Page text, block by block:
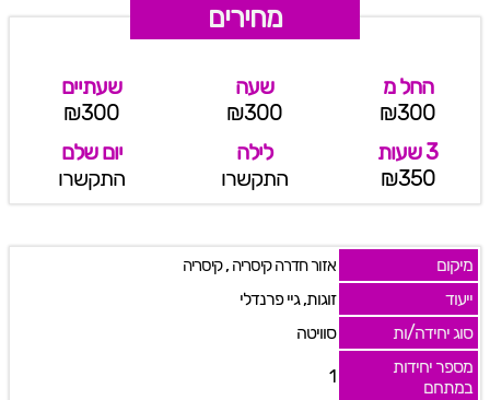
מחירים
החל מ
₪300
שעה
₪300
שעתיים
₪300
3 שעות
₪350
לילה
התקשרו
יום שלם
התקשרו
מיקום אזור חדרה קיסריה,קיסריה
ייעוד
זוגות, גיי פרנדלי
סוג יחידה/ות
סוויטה
מספר יחידות
במתחם
1